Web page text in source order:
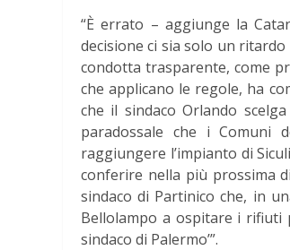
“È errato – aggiunge la
decisione ci sia solo un
condotta trasparente, come
che applicano le regole, ha
che il sindaco Orlando
paradossale che i Comuni
raggiungere l’impianto di
conferire nella più prossima
sindaco di Partinico che, in
Bellolampo a ospitare i rifiuti
sindaco di Palermo’”.